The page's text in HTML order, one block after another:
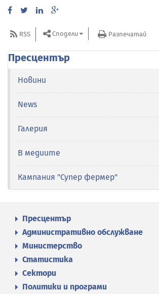
RSS Сподели Разпечатай
Пресцентър
Новини
News
Галерия
В медиите
Кампания "Супер фермер"
Пресцентър
Административно обслужване
Министерство
Статистика
Сектори
Политики и програми